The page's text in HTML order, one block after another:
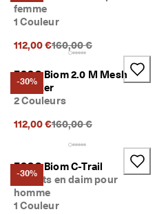
femme
1 Couleur
112,00 €Prix précédent {{price}}:
160,00 €
-30%
ECCO Biom 2.0 M Mesh
Sneaker
2 Couleurs
112,00 €Prix précédent {{price}}:
160,00 €
-30%
ECCO Biom C-Trail
Baskets en daim pour
homme
1 Couleur